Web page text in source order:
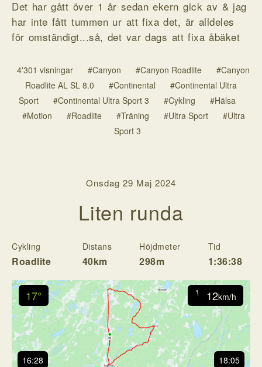
Det har gått över 1 år sedan ekern gick av & jag
har inte fått tummen ur att fixa det, är alldeles
för omständigt...så, det var dags att fixa åbäket
4'301 visningar #Canyon #Canyon Roadlite
#Canyon
Roadlite AL SL 8.0
#Continental
#Continental Ultra
Sport
#Continental Ultra Sport 3 #Cykling
#Hälsa
#Motion
#Roadlite #Träning #Ultra Sport
#Ultra
Sport 3
Onsdag 29 Maj 2024
Liten runda
Cykling
Roadlite
Distans
40km
Höjdmeter
298m
Tid
1:36:38
17° 12km/h
↓
16:28 18:05